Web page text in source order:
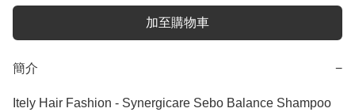
加至購物車
簡介 −
Itely Hair Fashion - Synergicare Sebo Balance Shampoo